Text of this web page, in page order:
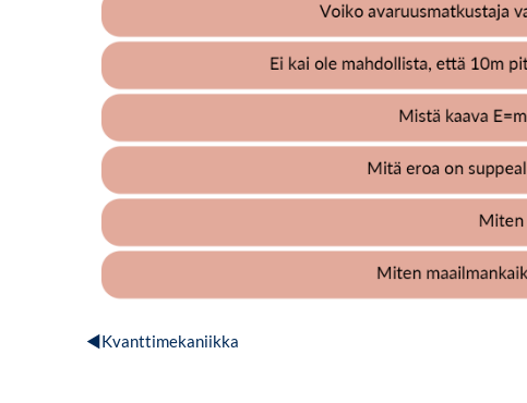
Ei kai ole mahdollista, että 10 metriä pitkät tikkaat
Mistä kaava E=mc^2 johtuu ja mitä se tarkoittaa?
Mitä eroa on suppealla ja yleisellä suhteellisuusteorialla?
Miten musta aukko toimii?
Miten maailmankaikkeus syntyi ja mitä sille tapahtuu?
◀︎Kvanttimekaniikka